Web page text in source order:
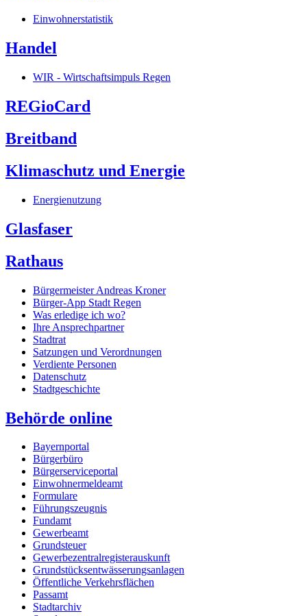
Einwohnerstatistik
Handel
WIR - Wirtschaftsimpuls Regen
REGioCard
Breitband
Klimaschutz und Energie
Energienutzung
Glasfaser
Rathaus
Bürgermeister Andreas Kroner
Bürger-App Stadt Regen
Was erledige ich wo?
Ihre Ansprechpartner
Stadtrat
Satzungen und Verordnungen
Verdiente Personen
Datenschutz
Stadtgeschichte
Behörde online
Bayernportal
Bürgerbüro
Bürgerserviceportal
Einwohnermeldeamt
Formulare
Führungszeugnis
Fundamt
Gewerbeamt
Grundsteuer
Gewerbezentralregisterauskunft
Grundstücksentwässerungsanlagen
Öffentliche Verkehrsflächen
Passamt
Stadtarchiv